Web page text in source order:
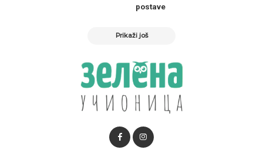
postave
Prikaži još